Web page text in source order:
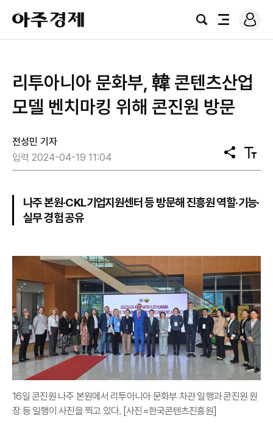
아
주
경
검
전
로
그
리투아니아 문화부, 韓 콘텐츠산업
모델 벤치마킹 위해 콘진원 방문
전성민 기자
입력 2024-04-19 11:04
공
유
텍
스
기
나주 본원·CKL기업지원센터 등 방문해 진흥원 역할·기능·
실무 경험 공유
16일 콘진원 나주 본원에서 리투아니아 문화부 차관 일행과 콘진원 원
장 등 일행이 사진을 찍고 있다. [사진=한국콘텐츠진흥원]